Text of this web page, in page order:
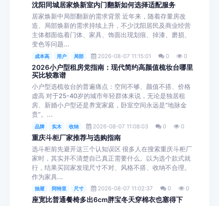
沈阳同城居家焕新室内门翻新如何选择适配服务
居家焕新中局部翻新的需求背景 近年来，随着存量房改
造、局部焕新的需求持续上升，不少沈阳居民及商业经营
主体都面临着门体、家具、饰面出现划痕、掉漆、磨损、
变色等问题...
成本高 用户 局部 2026-08-07 11:15:01 0 0
2026小户型租房党指南：现代简约高颜值梳妆台哪里
买比较靠谱
小户型选梳妆台的普遍痛点：空间不够、颜值不搭、价格
虚高 对于25-40岁的城市年轻群体来说，无论是独居租
房、新婚小户型还是养宠家庭，卧室空间永远是“地脉金
贵”。...
品牌 实木 收纳 2026-08-07 11:08:03 0 0
重庆斗柜厂家推荐与选购指南
选斗柜前先避开这三个认知误区 很多人在搜索重庆斗柜厂
家时，其实并不清楚自己真正需要什么。以为选个款式就
行，结果买回家发现尺寸不对、风格不搭、收纳不合理。
作为家具...
抽屉 阿特里 尺寸 2026-08-07 11:02:37 0 0
座宽比普通餐椅多出6cm胖宝冬天穿棉衣也塞得下